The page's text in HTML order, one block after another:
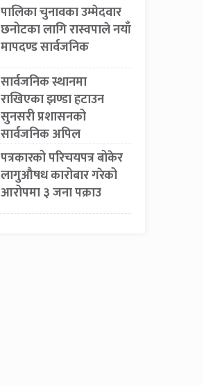
पालिका चुनावका उम्मेदवार
छनोटका लागि रास्वपाले नयाँ
मापदण्ड सार्वजनिक
सार्वजनिक स्थानमा
राखिएका झण्डा हटाउन
सुनसरी प्रशासनको
सार्वजनिक अपिल
पत्रकारको परिचयपत्र बोकेर
लागुऔषध कारोबार गरेको
आरोपमा ३ जना पक्राउ